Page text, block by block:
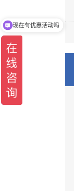
可以介绍下你们的产品么